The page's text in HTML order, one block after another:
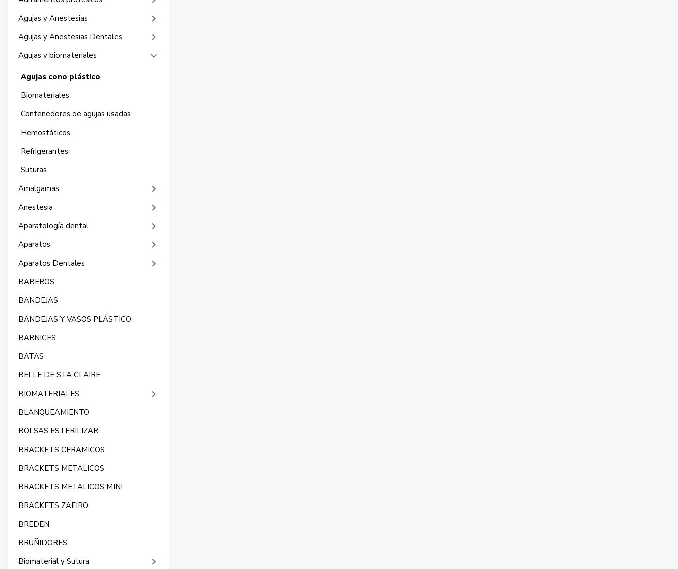
Agujas y Anestesias keyboard_arrow_right
Agujas y Anestesias Dentales keyboard_arrow_right
Agujas y biomateriales keyboard_arrow_right
Agujas cono plástico
Biomateriales
Contenedores de agujas usadas
Hemostáticos
Refrigerantes
Suturas
Amalgamas
keyboard_arrow_right
Anestesia keyboard_arrow_right
Aparatología dental keyboard_arrow_right
Aparatos keyboard_arrow_right
Aparatos Dentales keyboard_arrow_right
BABEROS
BANDEJAS
BANDEJAS Y VASOS PLÁSTICO
BARNICES
BATAS
BELLE DE STA CLAIRE
BIOMATERIALES
keyboard_arrow_right
BLANQUEAMIENTO
BOLSAS ESTERILIZAR
BRACKETS CERAMICOS
BRACKETS METALICOS
BRACKETS METALICOS MINI
BRACKETS ZAFIRO
BREDEN
BRUÑIDORES
Biomaterial y Sutura
keyboard_arrow_right